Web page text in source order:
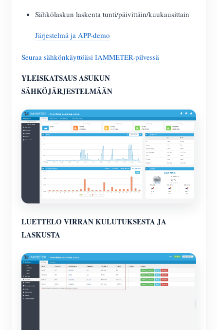
Sähkölaskun laskenta tunti/päivittäin/kuukausittain
Järjestelmä ja APP-demo
Seuraa sähkönkäyttöäsi IAMMETER-pilvessä
YLEISKATSAUS ASUKUN
SÄHKÖJÄRJESTELMÄÄN
LUETTELO VIRRAN KULUTUKSESTA JA
LASKUSTA